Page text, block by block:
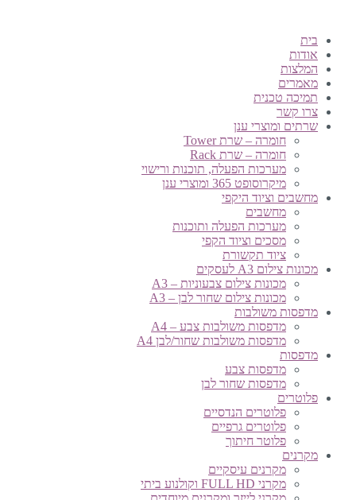
בית
אודות
המלצות
מאמרים
תמיכה טכנית
צרו קשר
שרתים ומוצרי ענן
חומרה – שרת Tower
חומרה – שרת Rack
מערכות הפעלה, תוכנות ורישוי
מיקרוסופט 365 ומוצרי ענן
מחשבים וציוד היקפי
מחשבים
מערכות הפעלה ותוכנות
מסכים וציוד הקפי
ציוד תקשורת
מכונות צילום A3 לעסקים
מכונות צילום צבעוניות – A3
מכונות צילום שחור לבן – A3
מדפסות משולבות
מדפסות משולבות צבע – A4
מדפסות משולבות שחור/לבן A4
מדפסות
מדפסות צבע
מדפסות שחור לבן
פלוטרים
פלוטרים הנדסיים
פלוטרים גרפיים
פלוטר חיתוך
מקרנים
מקרנים עיסקיים
מקרני FULL HD וקולנוע ביתי